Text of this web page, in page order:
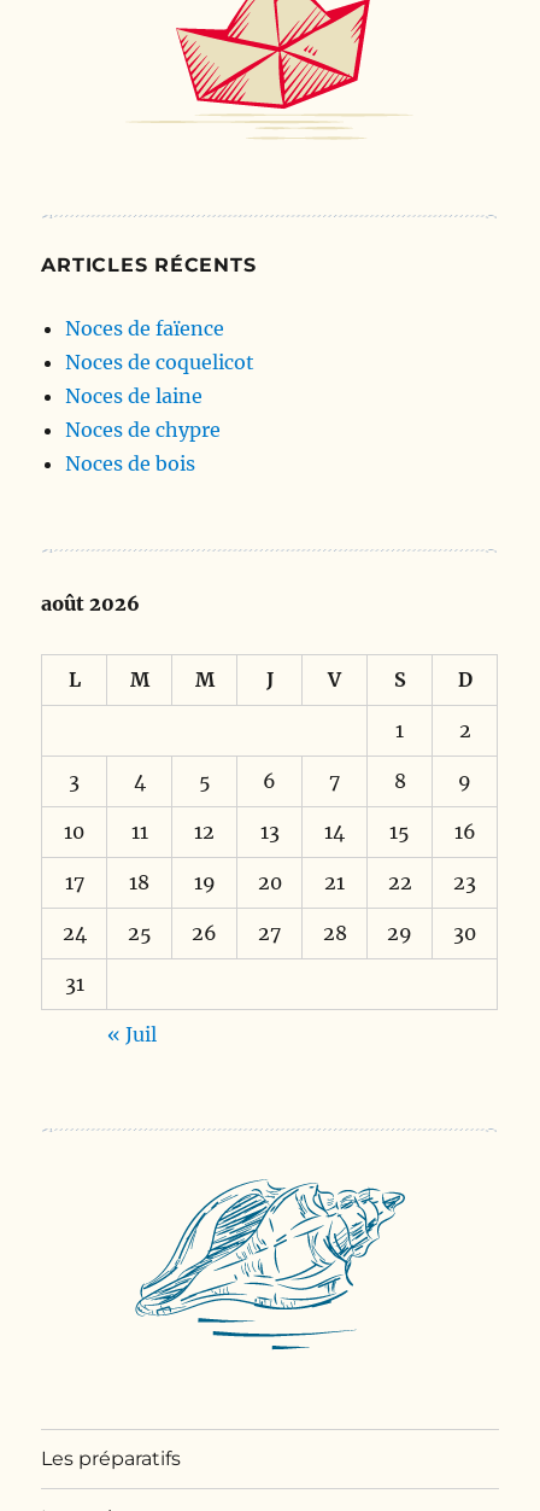
ARTICLES RÉCENTS
Noces de faïence
Noces de coquelicot
Noces de laine
Noces de chypre
Noces de bois
août 2026
L M M J V S D
1 2
3 4 5 6 7 8 9
10 11 12 13 14 15 16
17 18 19 20 21 22 23
24 25 26 27 28 29 30
31
« Juil
Les préparatifs